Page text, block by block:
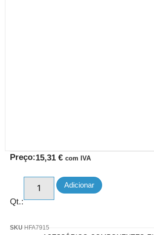
Preço:15,31 € com IVA
Qt.:
Adicionar
SKU HFA7915